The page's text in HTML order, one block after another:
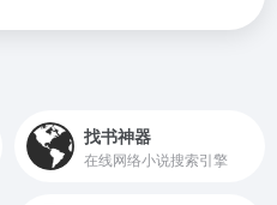
找书神器
在线网络小说搜索引擎